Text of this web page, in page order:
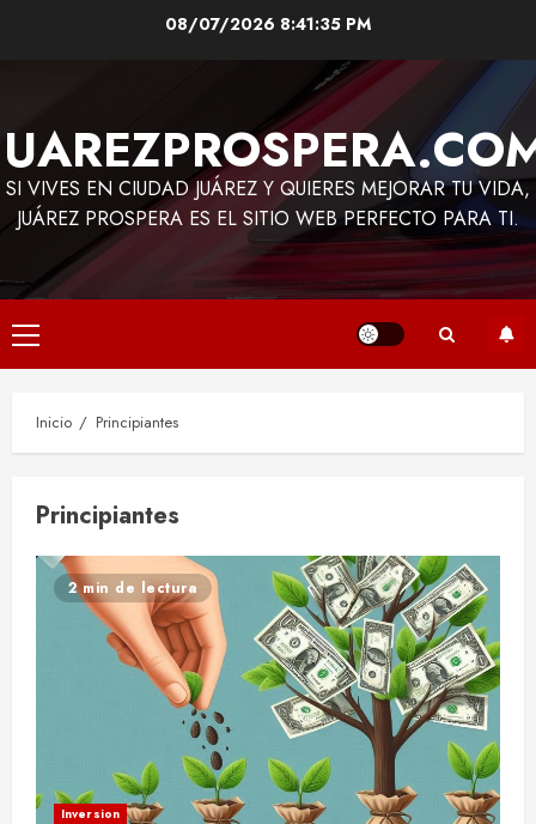
08/07/2026 8:41:35 PM
SI VIVES EN CIUDAD JUÁREZ Y QUIERES MEJORAR TU VIDA,
JUÁREZ PROSPERA ES EL SITIO WEB PERFECTO PARA TI.
Menú
principal
Inicio Principiantes
Principiantes
2 min de lectura
Inversion